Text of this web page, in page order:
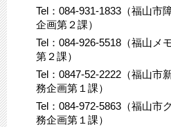
Tel：084-931-1833（福山
企画第２課）
Tel：084-926-5518（福山
第２課）
Tel：0847-52-2222（福山
務企画第１課）
Tel：084-972-5863（福山
務企画第１課）